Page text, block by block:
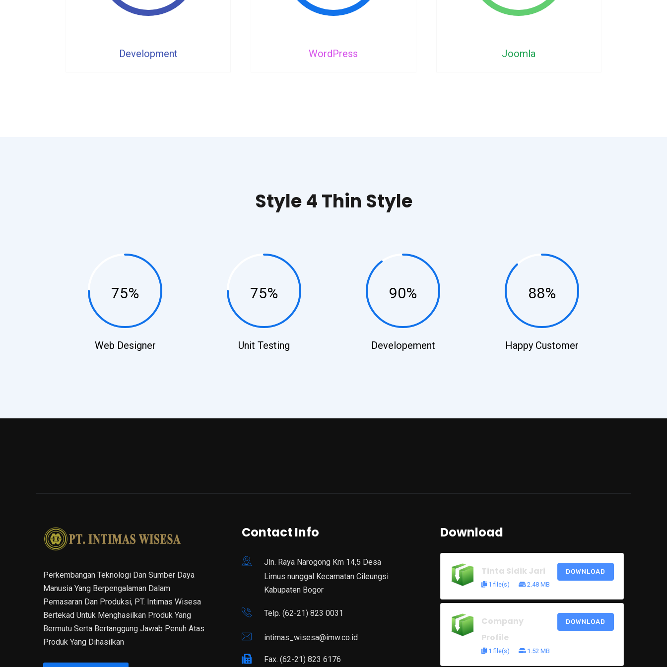
Development WordPress Joomla
Style 4 Thin Style​
75%
Web Designer
75%
Unit Testing
90%
Developement
88%
Happy Customer
Perkembangan Teknologi Dan Sumber Daya
Manusia Yang Berpengalaman Dalam
Pemasaran Dan Produksi, PT. Intimas Wisesa
Bertekad Untuk Menghasilkan Produk Yang
Bermutu Serta Bertanggung Jawab Penuh Atas
Produk Yang Dihasilkan
Contact Info
Jln. Raya Narogong Km 14,5 Desa
Limus nunggal Kecamatan Cileungsi
Kabupaten Bogor
Telp. (62-21) 823 0031
intimas_wisesa@imw.co.id
Fax. (62-21) 823 6176
Download
Tinta Sidik Jari
1 file(s) 2.48 MB
DOWNLOAD
Company
Profile
1 file(s) 1.52 MB
DOWNLOAD